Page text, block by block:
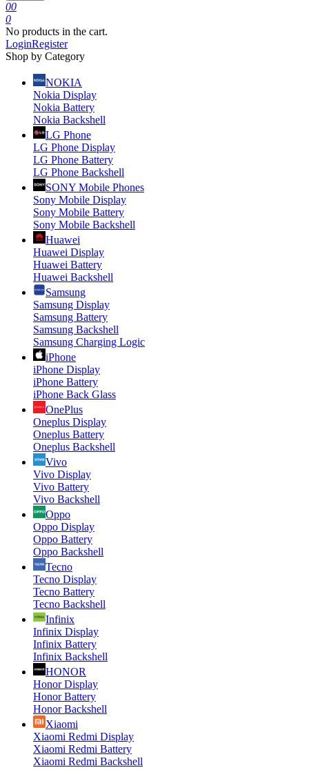
00
0
No products in the cart.
LoginRegister
Shop by Category
NOKIA
Nokia Display
Nokia Battery
Nokia Backshell
LG Phone
LG Phone Display
LG Phone Battery
LG Phone Backshell
SONY Mobile Phones
Sony Mobile Display
Sony Mobile Battery
Sony Mobile Backshell
Huawei
Huawei Display
Huawei Battery
Huawei Backshell
Samsung
Samsung Display
Samsung Battery
Samsung Backshell
Samsung Charging Logic
iPhone
iPhone Display
iPhone Battery
iPhone Back Glass
OnePlus
Oneplus Display
Oneplus Battery
Oneplus Backshell
Vivo
Vivo Display
Vivo Battery
Vivo Backshell
Oppo
Oppo Display
Oppo Battery
Oppo Backshell
Tecno
Tecno Display
Tecno Battery
Tecno Backshell
Infinix
Infinix Display
Infinix Battery
Infinix Backshell
HONOR
Honor Display
Honor Battery
Honor Backshell
Xiaomi
Xiaomi Redmi Display
Xiaomi Redmi Battery
Xiaomi Redmi Backshell